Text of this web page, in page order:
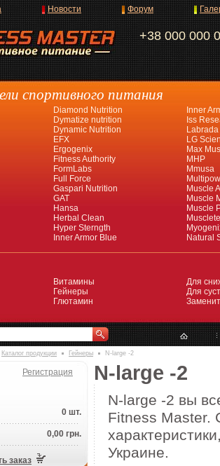
+38 000 000
Новости Форум
спортивного питания
Diamond Nutrition
Dymatize nutrition
Dynamic Nutrition
EFX
Ergogenix
Fitness Authority
FormLabs
Full Force
Gaspari Nutrition
GAT
Hansa
Herbal Clean
Hyper Sterngth
Inner Armor Blue
Inner
Iss
Labrada
LG
Max
MHP
Mmusa
Muscle
Muscle
Muscle
Natural
Витамины
Гейнеры
Глютамин
Для
Для
Каталог продукции Гейнеры N-large -2
Регистрация
0 шт.
0,00 грн.
заказ
N-large -2
N-large -2 вы
Fitness Master.
Украине.